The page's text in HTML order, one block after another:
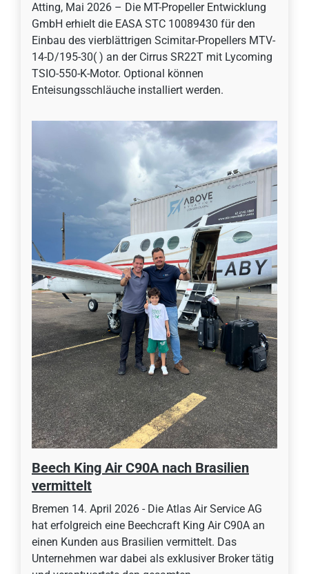
Atting, Mai 2026 – Die MT-Propeller Entwicklung
GmbH erhielt die EASA STC 10089430 für den
Einbau des vierblättrigen Scimitar-Propellers MTV-
14-D/195-30( ) an der Cirrus SR22T mit Lycoming
TSIO-550-K-Motor. Optional können
Enteisungsschläuche installiert werden.
Beech King Air C90A nach Brasilien
vermittelt
Bremen 14. April 2026 - Die Atlas Air Service AG
hat erfolgreich eine Beechcraft King Air C90A an
einen Kunden aus Brasilien vermittelt. Das
Unternehmen war dabei als exklusiver Broker tätig